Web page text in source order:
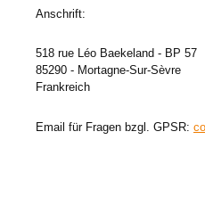
Anschrift:
518 rue Léo Baekeland - BP 57
85290 - Mortagne-Sur-Sèvre
Frankreich
Email für Fragen bzgl. GPSR: